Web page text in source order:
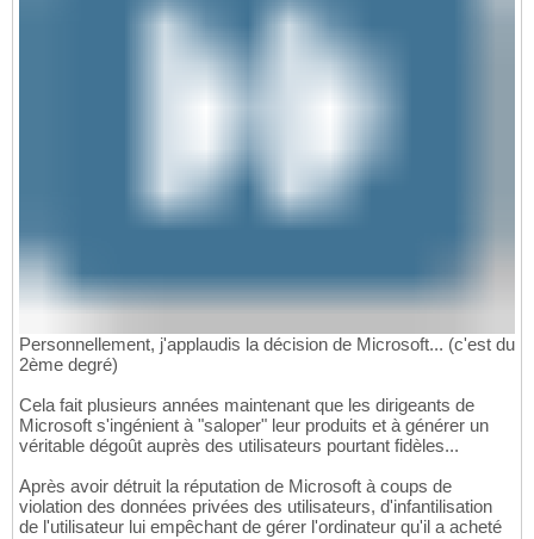
Personnellement, j'applaudis la décision de Microsoft... (c'est du
2ème degré)
Cela fait plusieurs années maintenant que les dirigeants de
Microsoft s'ingénient à "saloper" leur produits et à générer un
véritable dégoût auprès des utilisateurs pourtant fidèles...
Après avoir détruit la réputation de Microsoft à coups de
violation des données privées des utilisateurs, d'infantilisation
de l'utilisateur lui empêchant de gérer l'ordinateur qu'il a acheté